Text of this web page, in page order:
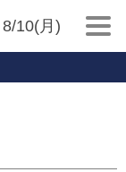
8/10(月)